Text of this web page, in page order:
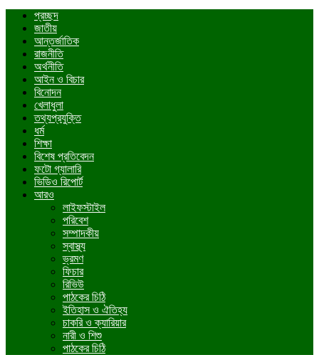
প্রচ্ছদ
জাতীয়
আন্তর্জাতিক
রাজনীতি
অর্থনীতি
আইন ও বিচার
বিনোদন
খেলাধুলা
তথ্যপ্রযুক্তি
ধর্ম
শিক্ষা
বিশেষ প্রতিবেদন
ফটো গ্যালারি
ভিডিও রিপোর্ট
আরও
লাইফস্টাইল
পরিবেশ
সম্পাদকীয়
স্বাস্থ্য
ভ্রমণ
ফিচার
রিভিউ
পাঠকের চিঠি
ইতিহাস ও ঐতিহ্য
চাকরি ও ক্যারিয়ার
নারী ও শিশু
পাঠকের চিঠি